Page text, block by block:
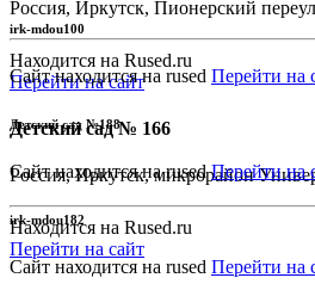
Россия, Иркутск, Пионерский
Находится на Rused.ru
Перейти на сайт
Детский сад № 166
Россия, Иркутск, микрорайон
Находится на Rused.ru
Перейти на сайт
irk-mdou100
Сайт находится на rused Перейти на
Детский сад №188
Сайт находится на rused Перейти на
irk-mdou182
Сайт находится на rused Перейти на